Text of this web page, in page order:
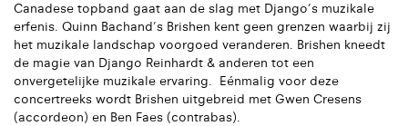
Canadese topband gaat aan de slag met Django’s muzikale
erfenis. Quinn Bachand’s Brishen kent geen grenzen waarbij zij
het muzikale landschap voorgoed veranderen. Brishen kneedt
de magie van Django Reinhardt & anderen tot een
onvergetelijke muzikale ervaring. Eénmalig voor deze
concertreeks wordt Brishen uitgebreid met Gwen Cresens
(accordeon) en Ben Faes (contrabas).